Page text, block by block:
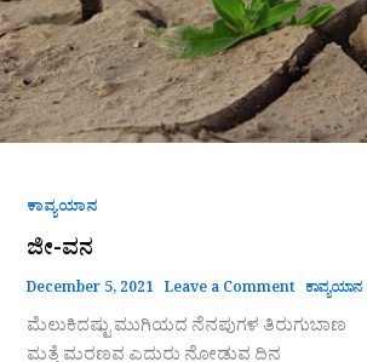
ಕಾವ್ಯಯಾನ
ಜೀ-ವನ
December 5, 2021 Leave a Comment ಕಾವ್ಯಯಾನ
ಮೆಲುಕಿದಷ್ಟು ಮುಗಿಯದ ನೆನಪುಗಳ ತಿರುಗುಬಾಣ